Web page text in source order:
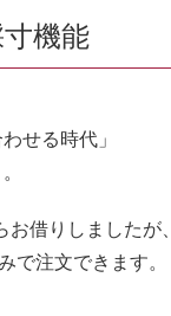
機能
せる時代」
借りしましたが、
で注文できます。